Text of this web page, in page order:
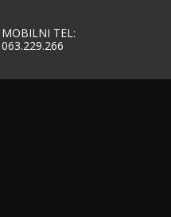
MOBILNI TEL:
063.229.266